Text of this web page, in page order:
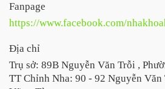
Fanpage
https://www.facebook.com/
Địa chỉ
Trụ sở: 89B Nguyễn Văn Trỗi ,
TT Chỉnh Nha: 90 - 92 Nguyễn Văn